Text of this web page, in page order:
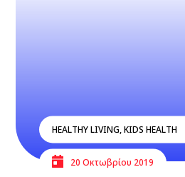
HEALTHY LIVING,KIDS HEALTH
20 Οκτωβρίου 2019